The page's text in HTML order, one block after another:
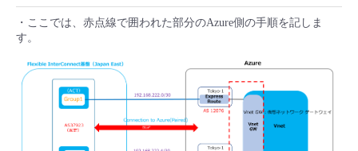
・ここでは、赤点線で囲われた部分のAzure側の手順を記しま
す。